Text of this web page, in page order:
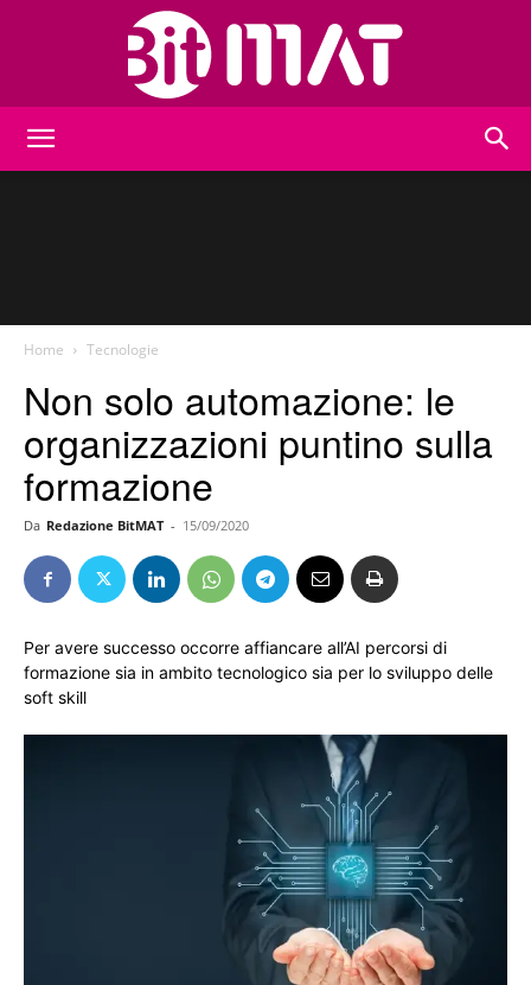
Home Tecnologie
Non solo automazione: le
organizzazioni puntino sulla
formazione
Da Redazione BitMAT - 15/09/2020
Per avere successo occorre affiancare all’AI percorsi di
formazione sia in ambito tecnologico sia per lo sviluppo delle
soft skill